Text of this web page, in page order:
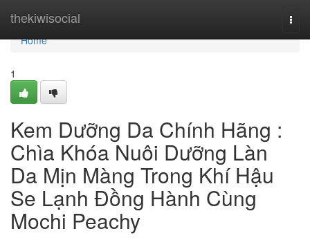
thekiwisocial
Home
Home
1
Kem Dưỡng Da Chính Hãng :
Chìa Khóa Nuôi Dưỡng Làn
Da Mịn Màng Trong Khí Hậu
Se Lạnh Đồng Hành Cùng
Mochi Peachy